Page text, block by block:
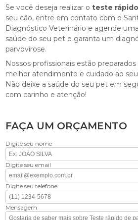
Se você deseja realizar oteste
seu cão, entre em contato com o
Diagnóstico Veterinário e agende
saúde do seu pet e garanta um
parvovirose.
Nossos profissionais estão
melhor atendimento e cuidado ao
Não deixe a saúde do seu pet em
com carinho e atenção!
FAÇA UM ORÇAMENTO
Digite seu nome
Digite seu email
Digite seu telefone
Mensagem